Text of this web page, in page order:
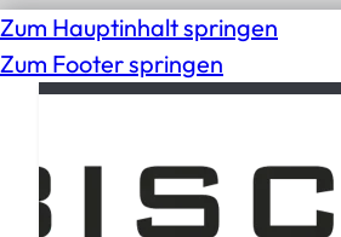
Zum Hauptinhalt springen
Zum Footer springen